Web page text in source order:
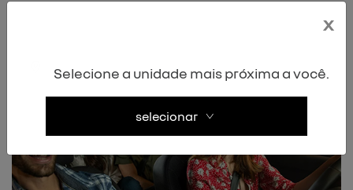
x
Selecione a unidade mais próxima a você.
selecionar